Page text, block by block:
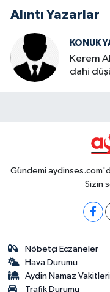
Alıntı Yazarlar
KONUK
Kerem
dahi
Gündemi
Sizin
Nöbetçi Eczaneler
Hava Durumu
Aydin Namaz Vakitleri
Trafik Durumu